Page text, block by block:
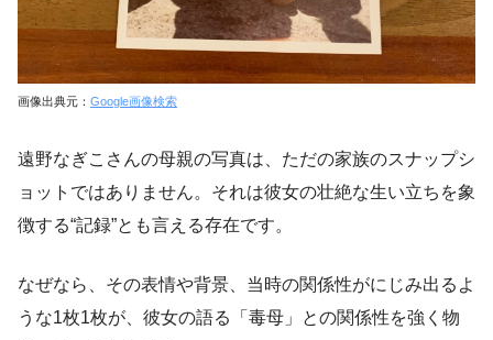
画像出典元： Google画像検索
遠野なぎこさんの母親の写真は、ただの家族のスナップシ
ョットではありません。それは彼女の壮絶な生い立ちを象
徴する“記録”とも言える存在です。
なぜなら、その表情や背景、当時の関係性がにじみ出るよ
うな1枚1枚が、彼女の語る「毒母」との関係性を強く物